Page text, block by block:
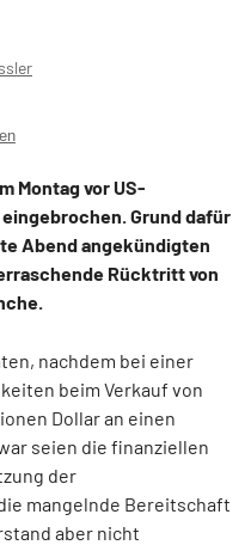
Montag vor US-
Grund dafür
Abend angekündigten
Rücktritt von
nachdem bei einer
beim Verkauf von
Dollar an einen
seien die finanziellen
der
mangelnde Bereitschaft
aber nicht